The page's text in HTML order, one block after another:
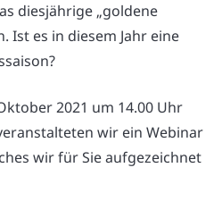
diesjährige „goldene
Ist es in diesem Jahr eine
2021 um 14.00 Uhr
wir ein Webinar
wir für Sie aufgezeichnet